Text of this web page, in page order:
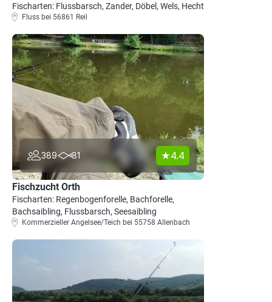
Fischarten: Flussbarsch, Zander, Döbel, Wels, Hecht
Fluss bei 56861 Reil
389 81 4.4
Fischzucht Orth
Fischarten: Regenbogenforelle, Bachforelle,
Bachsaibling, Flussbarsch, Seesaibling
Kommerzieller Angelsee/Teich bei 55758 Allenbach